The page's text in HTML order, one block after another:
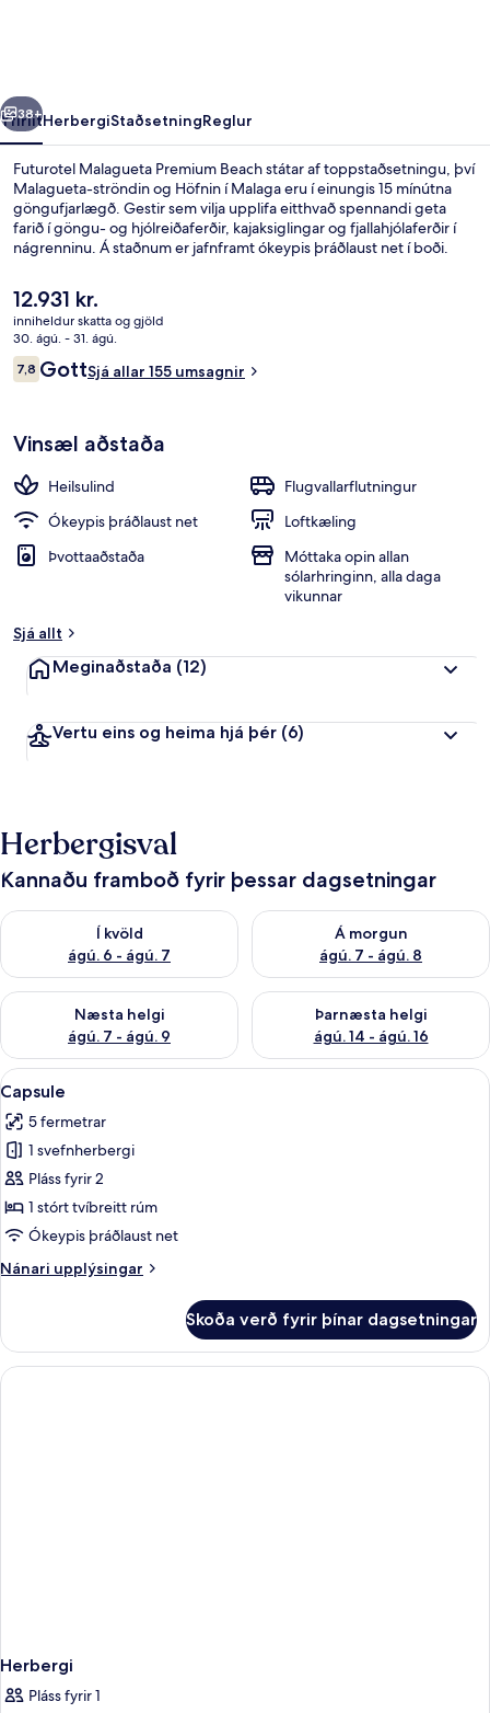
Næsta
38+
YfirlitHerbergiStaðsetningReglur
Futurotel Malagueta Premium Beach státar af toppstaðsetningu, því
Malagueta-ströndin og Höfnin í Malaga eru í einungis 15 mínútna
göngufjarlægð. Gestir sem vilja upplifa eitthvað spennandi geta
farið í göngu- og hjólreiðaferðir, kajaksiglingar og fjallahjólaferðir í
nágrenninu. Á staðnum er jafnframt ókeypis þráðlaust net í boði.
þeirra hápunkta sem eru í boði. Það er ekki langt að fara til að komast
í almenningssamgöngur: La Malagueta lestarstöðin er í 5 mínútna
göngufjarlægð.
Núverandi
verð
er
12.931 kr.
12.931 kr.
inniheldur skatta og gjöld
30. ágú. - 31. ágú.
Umsagnir
7,87,8 af 10
GottSjá allar 155 umsagnir
Vinsæl aðstaða
Heilsulind
Flugvallarflutningur
Ókeypis þráðlaust net
Loftkæling
Þvottaaðstaða
Móttaka opin allan
sólarhringinn, alla daga
vikunnar
Sjá allt
Meginaðstaða (12)
Vertu eins og heima hjá þér (6)
Herbergisval
Kannaðu framboð fyrir þessar dagsetningar
Í kvöld
ágú. 6 - ágú. 7
Athuga framboð í kvöld ágú. 6 - ágú. 7
Á morgun
ágú. 7 - ágú. 8
Athuga framboð á morgun
Næsta helgi
ágú. 7 - ágú. 9
Athuga framboð næstu helgi ágú. 7 - ágú. 9
Þarnæsta helgi
ágú. 14 - ágú. 16
Athuga framboð þarnæstu
Skoða
allar
myndir
fyrir
Capsule
Capsule | Dúnsængur, míníbar,
5
Capsule
5 fermetrar
1 svefnherbergi
Pláss fyrir 2
1 stórt tvíbreitt rúm
Ókeypis þráðlaust net
Nánari upplýsingar
Nánari
Skoða verð fyrir þínar dagsetningar
Herbergi
Pláss fyrir 1